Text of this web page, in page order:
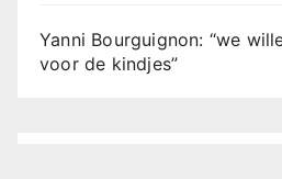
Yanni Bourguignon: “we
voor de kindjes”